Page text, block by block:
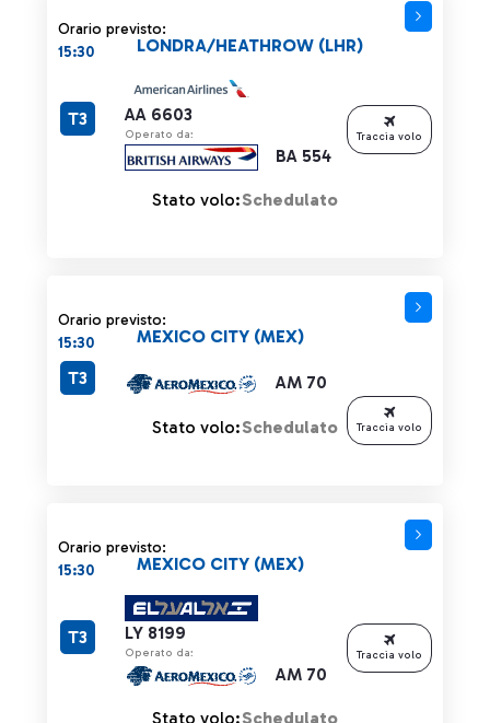
Orario previsto:
15:30
AA 6603
Operato da:
BA 554
LONDRA/HEATHROW (LHR)
T3
Stato volo:Schedulato
Traccia volo
Orario previsto:
15:30
AM 70
MEXICO CITY (MEX)
T3
Stato volo:Schedulato Traccia volo
Orario previsto:
15:30
LY 8199
Operato da:
AM 70
MEXICO CITY (MEX)
T3
Stato volo:Schedulato
Traccia volo